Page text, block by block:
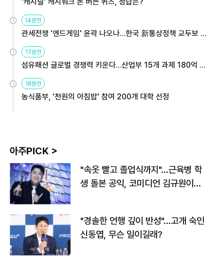
14분전
관세전쟁 '엔드게임' 윤곽 나오나…한국 新통상정책 교두보 활
용해야
17분전
섬유패션 글로벌 경쟁력 키운다…산업부 15개 과제 180억 지
원
18분전
농식품부, '천원의 아침밥' 참여 200개 대학 선정
아주PICK >
"속옷 빨고 졸업식까지"…근육병 학
생 돌본 공익, 코미디언 김규원이었
"경솔한 언행 깊이 반성"…고개 숙인
신동엽, 무슨 일이길래?